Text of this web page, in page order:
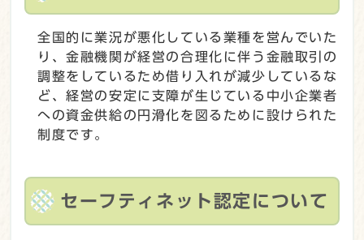
全国的に業況が悪化している業種を営んでいた
り、金融機関が経営の合理化に伴う金融取引の
調整をしているため借り入れが減少しているな
ど、経営の安定に支障が生じている中小企業者
への資金供給の円滑化を図るために設けられた
制度です。
セーフティネット認定について